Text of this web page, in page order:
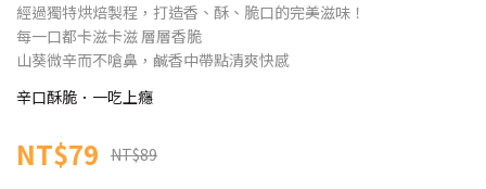
經過獨特烘焙製程，打造香、酥、脆口的完美滋味！
每一口都卡滋卡滋 層層香脆
山葵微辛而不嗆鼻，鹹香中帶點清爽快感
辛口酥脆．一吃上癮
NT$79 NT$89